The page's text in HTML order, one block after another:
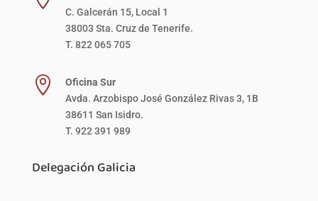
C. Galcerán 15, Local 1
38003 Sta. Cruz de Tenerife.
T. 822 065 705

Oficina Sur
Avda. Arzobispo José González Rivas 3, 1B
38611 San Isidro.
T. 922 391 989
Delegación Galicia